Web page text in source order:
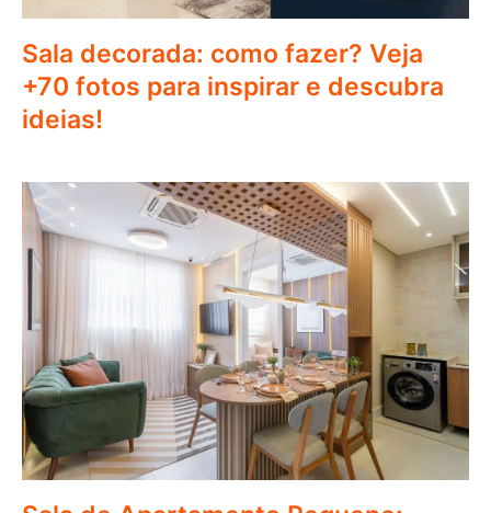
Sala decorada: como fazer? Veja
+70 fotos para inspirar e descubra
ideias!